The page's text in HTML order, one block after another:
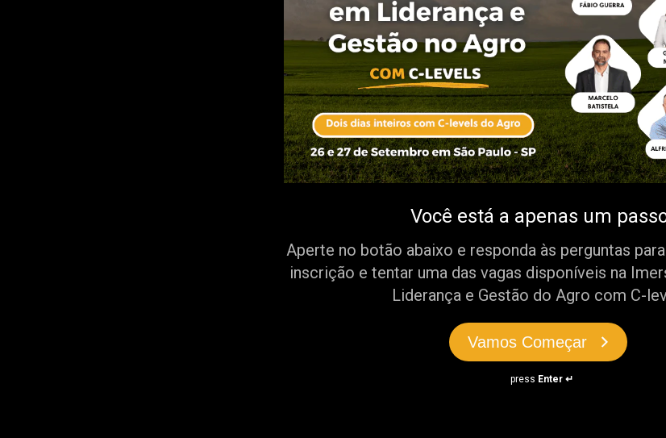
Você está a apenas um
Aperte no botão abaixo e responda às perguntas
inscrição e tentar uma das vagas disponíveis na
Liderança e Gestão do Agro com C-
Vamos Começar
press Enter ↵